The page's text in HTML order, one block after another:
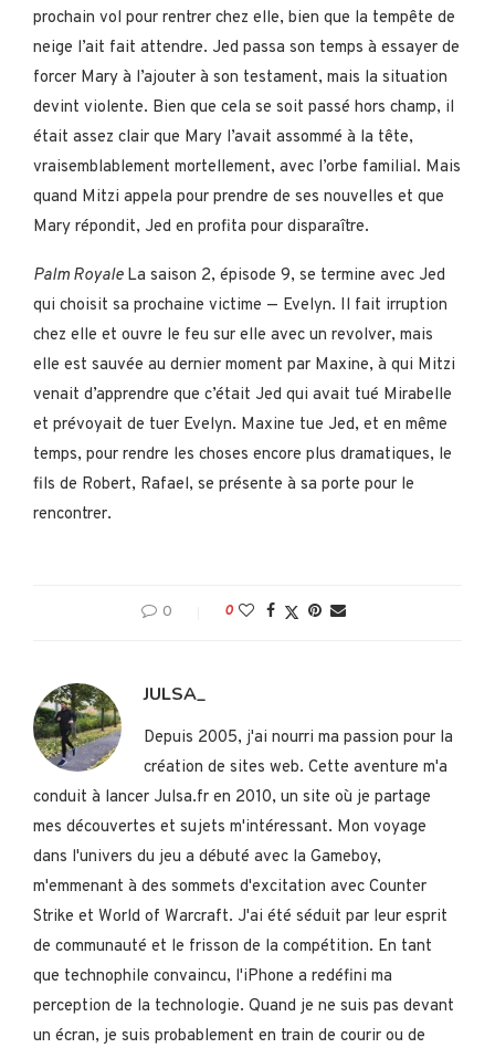
prochain vol pour rentrer chez elle, bien que la tempête de
neige l’ait fait attendre. Jed passa son temps à essayer de
forcer Mary à l’ajouter à son testament, mais la situation
devint violente. Bien que cela se soit passé hors champ, il
était assez clair que Mary l’avait assommé à la tête,
vraisemblablement mortellement, avec l’orbe familial. Mais
quand Mitzi appela pour prendre de ses nouvelles et que
Mary répondit, Jed en profita pour disparaître.
Palm Royale La saison 2, épisode 9, se termine avec Jed
qui choisit sa prochaine victime — Evelyn. Il fait irruption
chez elle et ouvre le feu sur elle avec un revolver, mais
elle est sauvée au dernier moment par Maxine, à qui Mitzi
venait d’apprendre que c’était Jed qui avait tué Mirabelle
et prévoyait de tuer Evelyn. Maxine tue Jed, et en même
temps, pour rendre les choses encore plus dramatiques, le
fils de Robert, Rafael, se présente à sa porte pour le
rencontrer.
0 0
JULSA_
Depuis 2005, j'ai nourri ma passion pour la
création de sites web. Cette aventure m'a
conduit à lancer Julsa.fr en 2010, un site où je partage
mes découvertes et sujets m'intéressant. Mon voyage
dans l'univers du jeu a débuté avec la Gameboy,
m'emmenant à des sommets d'excitation avec Counter
Strike et World of Warcraft. J'ai été séduit par leur esprit
de communauté et le frisson de la compétition. En tant
que technophile convaincu, l'iPhone a redéfini ma
perception de la technologie. Quand je ne suis pas devant
un écran, je suis probablement en train de courir ou de